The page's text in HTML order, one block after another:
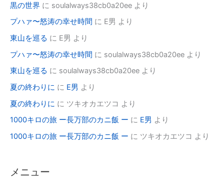
黒の世界 に soulalways38cb0a20ee より
プハァ〜怒涛の幸せ時間 に E男 より
東山を巡る に E男 より
プハァ〜怒涛の幸せ時間 に soulalways38cb0a20ee より
東山を巡る に soulalways38cb0a20ee より
夏の終わりに に E男 より
夏の終わりに に ツキオカエツコ より
1000キロの旅 ー長万部のカニ飯 ー に E男 より
1000キロの旅 ー長万部のカニ飯 ー に ツキオカエツコ より
メニュー